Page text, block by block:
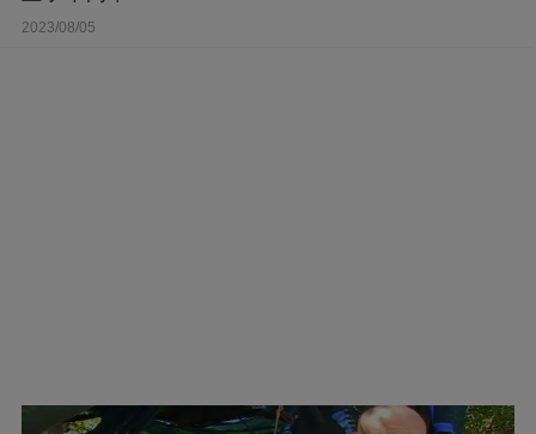
2023/08/05